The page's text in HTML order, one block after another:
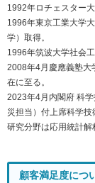
1992年ロチェスター
1996年東京工業大学
学）取得。
1996年筑波大学社会
2008年4月慶應義塾大
在に至る。
2023年4月内閣府 科
災担当）付上席科学技
研究分野は応用統計解
顧客満足度につ